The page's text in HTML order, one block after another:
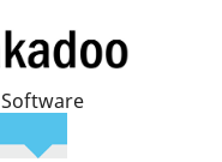
Software